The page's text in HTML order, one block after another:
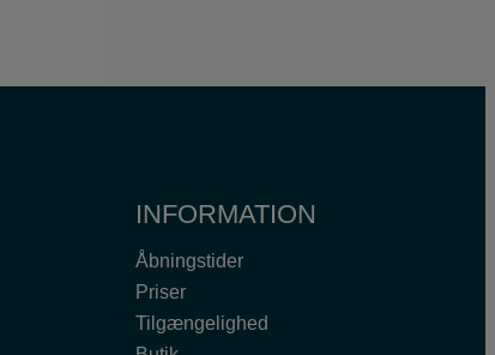
INFORMATION
Åbningstider
Priser
Tilgængelighed